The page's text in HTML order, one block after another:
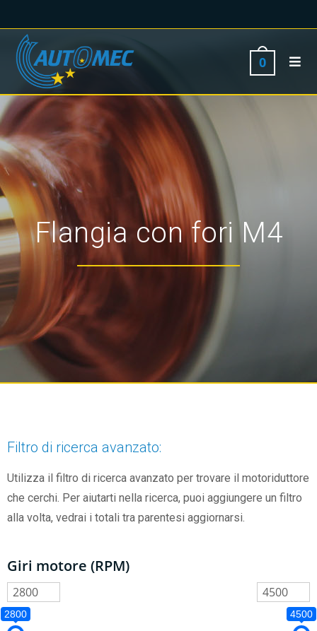
0
Flangia con fori M4
Filtro di ricerca avanzato:
Utilizza il filtro di ricerca avanzato per trovare il motoriduttore
che cerchi. Per aiutarti nella ricerca, puoi aggiungere un filtro
alla volta, vedrai i totali tra parentesi aggiornarsi.
Giri motore (RPM)
2800 4500